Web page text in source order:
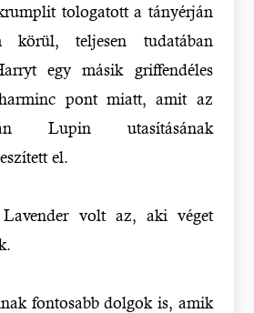
tologatott a tányérján
körül, teljesen tudatában
egy másik griffendéles
pont miatt, amit az
Lupin utasításának
el.
volt az, aki véget
fontosabb dolgok is, amik